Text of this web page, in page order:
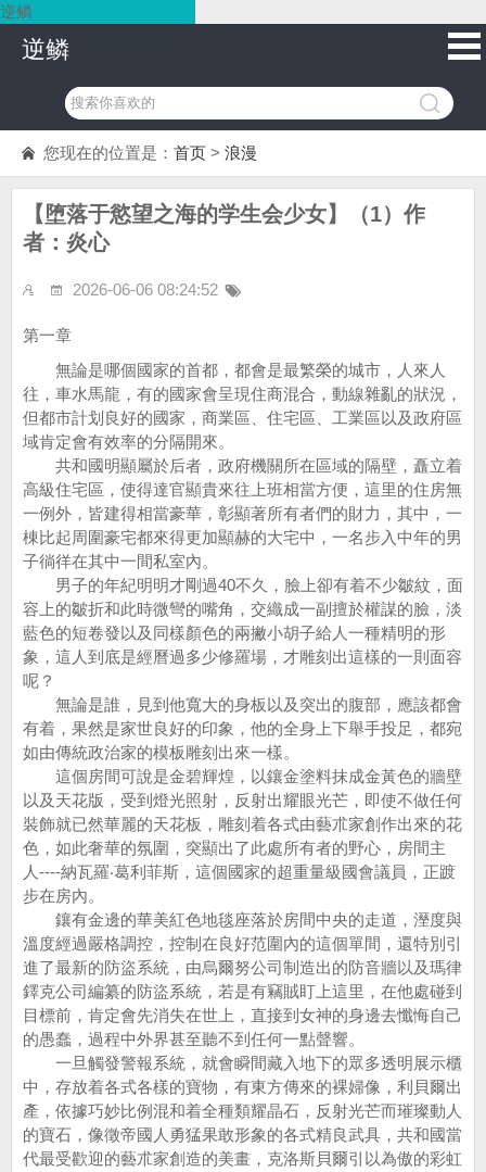
逆鳞
逆鳞
您现在的位置是： 首页 > 浪漫
【堕落于慾望之海的学生会少女】（1）作
者：炎心
2026-06-06 08:24:52
第一章
無論是哪個國家的首都，都會是最繁榮的城市，人來人
往，車水馬龍，有的國家會呈現住商混合，動線雜亂的狀況，
但都市計划良好的國家，商業區、住宅區、工業區以及政府區
域肯定會有效率的分隔開來。
共和國明顯屬於后者，政府機關所在區域的隔壁，矗立着
高級住宅區，使得達官顯貴來往上班相當方便，這里的住房無
一例外，皆建得相當豪華，彰顯著所有者們的財力，其中，一
棟比起周圍豪宅都來得更加顯赫的大宅中，一名步入中年的男
子徜徉在其中一間私室內。
男子的年紀明明才剛過40不久，臉上卻有着不少皺紋，面
容上的皺折和此時微彎的嘴角，交織成一副擅於權謀的臉，淡
藍色的短卷發以及同樣顏色的兩撇小胡子給人一種精明的形
象，這人到底是經曆過多少修羅場，才雕刻出這樣的一則面容
呢？
無論是誰，見到他寬大的身板以及突出的腹部，應該都會
有着，果然是家世良好的印象，他的全身上下舉手投足，都宛
如由傳統政治家的模板雕刻出來一樣。
這個房間可說是金碧輝煌，以鑲金塗料抹成金黃色的牆壁
以及天花版，受到燈光照射，反射出耀眼光芒，即使不做任何
裝飾就已然華麗的天花板，雕刻着各式由藝朮家創作出來的花
色，如此奢華的氛圍，突顯出了此處所有者的野心，房間主
人----納瓦羅‧葛利菲斯，這個國家的超重量級國會議員，正踱
步在房內。
鑲有金邊的華美紅色地毯座落於房間中央的走道，溼度與
溫度經過嚴格調控，控制在良好范圍內的這個單間，還特別引
進了最新的防盜系統，由烏爾努公司制造出的防音牆以及瑪律
鐸克公司編纂的防盜系統，若是有竊賊盯上這里，在他處碰到
目標前，肯定會先消失在世上，直接到女神的身邊去懺悔自己
的愚蠢，過程中外界甚至聽不到任何一點聲響。
一旦觸發警報系統，就會瞬間藏入地下的眾多透明展示櫃
中，存放着各式各樣的寶物，有東方傳來的裸婦像，利貝爾出
產，依據巧妙比例混和着全種類耀晶石，反射光芒而璀璨動人
的寶石，像徵帝國人勇猛果敢形象的各式精良武具，共和國當
代最受歡迎的藝朮家創造的美畫，克洛斯貝爾引以為傲的彩虹